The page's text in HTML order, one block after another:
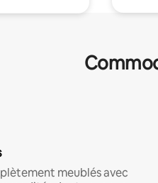
meublés avec